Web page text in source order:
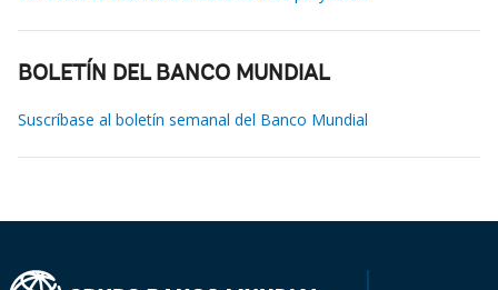
BOLETÍN DEL BANCO MUNDIAL
Suscríbase al boletín semanal del Banco Mundial